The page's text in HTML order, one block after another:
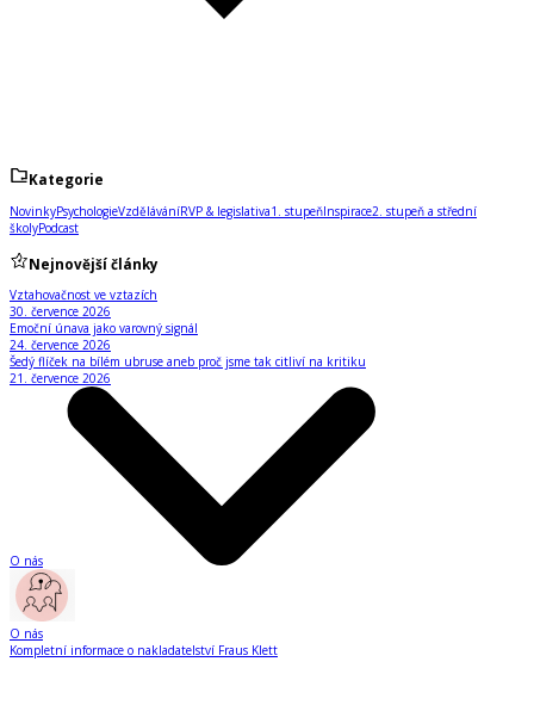
Kategorie
NovinkyPsychologieVzděláváníRVP & legislativa1. stupeňInspirace2. stupeň a střední
školyPodcast
Nejnovější články
Vztahovačnost ve vztazích
30. července 2026
Emoční únava jako varovný signál
24. července 2026
Šedý flíček na bílém ubruse aneb proč jsme tak citliví na kritiku
21. července 2026
O nás
O nás
Kompletní informace o nakladatelství Fraus Klett